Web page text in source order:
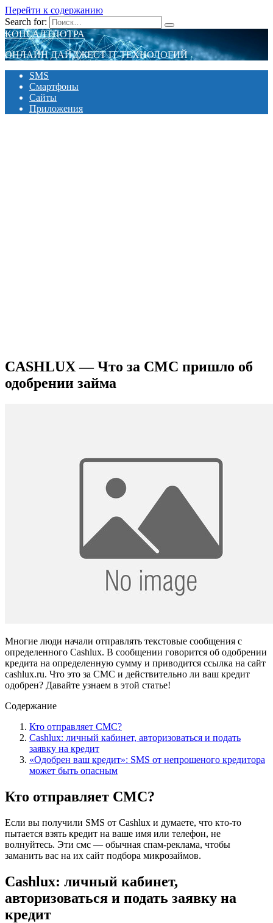
Перейти к содержанию
Search for:
КОНСАЛТПОТРА
ОНЛАЙН ДАЙДЖЕСТ IT-ТЕХНОЛОГИЙ
SMS
Смартфоны
Сайты
Приложения
CASHLUX — Что за СМС пришло об
одобрении займа
Многие люди начали отправлять текстовые сообщения с
определенного Cashlux. В сообщении говорится об одобрении
кредита на определенную сумму и приводится ссылка на сайт
cashlux.ru. Что это за СМС и действительно ли ваш кредит
одобрен? Давайте узнаем в этой статье!
Содержание
Кто отправляет СМС?
Cashlux: личный кабинет, авторизоваться и подать
заявку на кредит
«Одобрен ваш кредит»: SMS от непрошеного кредитора
может быть опасным
Кто отправляет СМС?
Если вы получили SMS от Cashlux и думаете, что кто-то
пытается взять кредит на ваше имя или телефон, не
волнуйтесь. Эти смс — обычная спам-реклама, чтобы
заманить вас на их сайт подбора микрозаймов.
Cashlux: личный кабинет,
авторизоваться и подать заявку на
кредит